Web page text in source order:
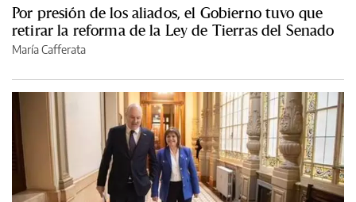
Por presión de los aliados, el Gobierno tuvo que
retirar la reforma de la Ley de Tierras del Senado
María Cafferata